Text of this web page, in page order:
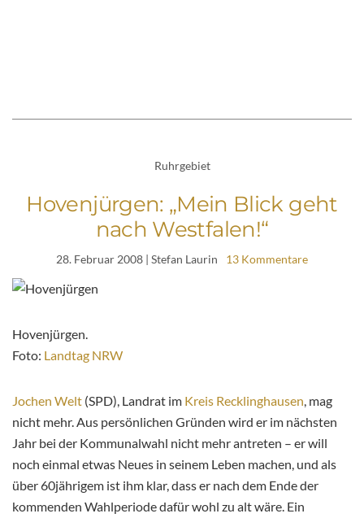
Ruhrgebiet
Hovenjürgen: „Mein Blick geht
nach Westfalen!“
28. Februar 2008 | Stefan Laurin 13 Kommentare
Hovenjürgen.
Foto: Landtag NRW
Jochen Welt (SPD), Landrat im Kreis Recklinghausen , mag
nicht mehr. Aus persönlichen Gründen wird er im nächsten
Jahr bei der Kommunalwahl nicht mehr antreten – er will
noch einmal etwas Neues in seinem Leben machen, und als
über 60jährigem ist ihm klar, dass er nach dem Ende der
kommenden Wahlperiode dafür wohl zu alt wäre. Ein